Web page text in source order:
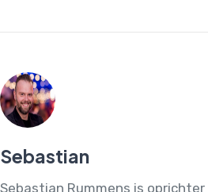
Sebastian
Sebastian Rummens is oprichter